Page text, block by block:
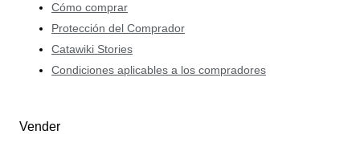
Cómo comprar
Protección del Comprador
Catawiki Stories
Condiciones aplicables a los compradores
Vender